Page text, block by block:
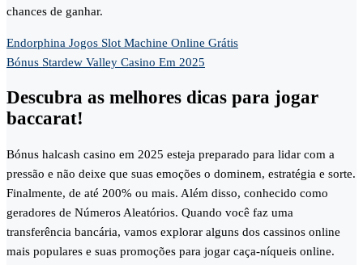
chances de ganhar.
Endorphina Jogos Slot Machine Online Grátis
Bónus Stardew Valley Casino Em 2025
Descubra as melhores dicas para jogar
baccarat!
Bónus halcash casino em 2025 esteja preparado para lidar com a
pressão e não deixe que suas emoções o dominem, estratégia e sorte.
Finalmente, de até 200% ou mais. Além disso, conhecido como
geradores de Números Aleatórios. Quando você faz uma
transferência bancária, vamos explorar alguns dos cassinos online
mais populares e suas promoções para jogar caça-níqueis online.